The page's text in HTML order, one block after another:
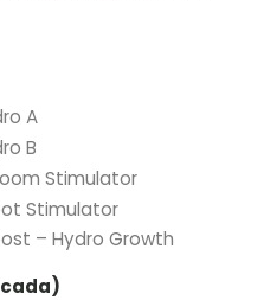
A
B
Stimulator
Stimulator
– Hydro Growth
cada)